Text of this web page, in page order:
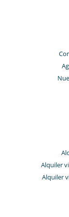
Alquiler
Alquiler